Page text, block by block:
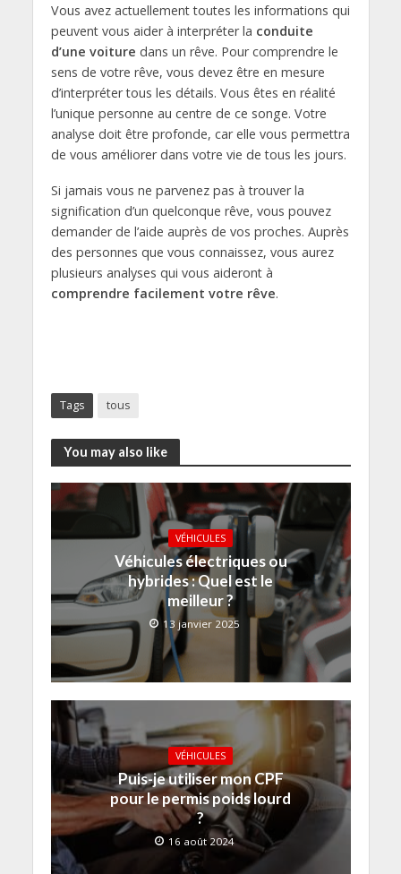
Vous avez actuellement toutes les informations qui
peuvent vous aider à interpréter la conduite
d’une voiture dans un rêve. Pour comprendre le
sens de votre rêve, vous devez être en mesure
d’interpréter tous les détails. Vous êtes en réalité
l’unique personne au centre de ce songe. Votre
analyse doit être profonde, car elle vous permettra
de vous améliorer dans votre vie de tous les jours.
Si jamais vous ne parvenez pas à trouver la
signification d’un quelconque rêve, vous pouvez
demander de l’aide auprès de vos proches. Auprès
des personnes que vous connaissez, vous aurez
plusieurs analyses qui vous aideront à
comprendre facilement votre rêve.
Tags tous
You may also like
VÉHICULES
Véhicules électriques ou
hybrides : Quel est le
meilleur ?
13 janvier 2025
VÉHICULES
Puis-je utiliser mon CPF
pour le permis poids lourd
?
16 août 2024